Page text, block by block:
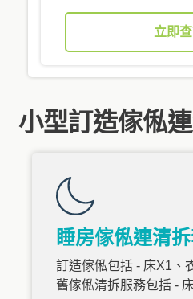
立即
小型訂造傢俬
睡房傢俬連清
訂造傢俬包括 - 床X1、
舊傢俬清拆服務包括 -